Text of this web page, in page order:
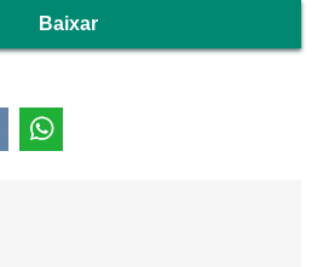
Baixar